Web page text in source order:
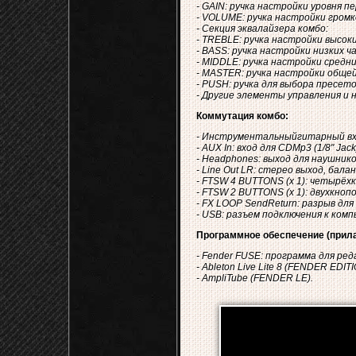
- GAIN: ручка настройки уровня
- VOLUME: ручка настройки
- Секция эквалайзера комбо:
- TREBLE: ручка настройки
- BASS: ручка настройки низких
- MIDDLE: ручка настройки
- MASTER: ручка настройки
- PUSH: ручка для выбора
- Другие элементы управления и
Коммутация комбо:
- Инструментальныйгитарный
- AUX In: вход для CDMp3 (1/8"
- Headphones: выход для
- Line Out LR: стерео выход,
- FTSW 4 BUTTONS (х 1):
- FTSW 2 BUTTONS (х 1):
- FX LOOP SendReturn: разрыв
- USB: разъем подключения к
Программное обеспечение
- Fender FUSE: программа для
- Ableton Live Lite 8 (FENDER
- AmpliTube (FENDER LE).